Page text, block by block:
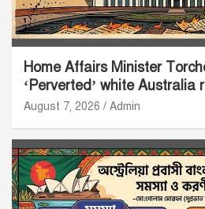
Home Affairs Minister
‘Perverted’ white Australia
August 7, 2026 Admin